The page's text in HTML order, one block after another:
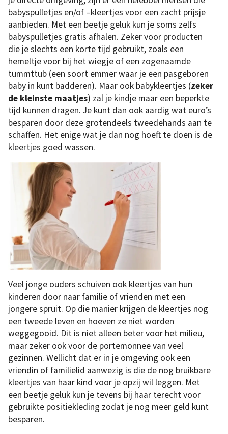
babyspulletjes en/of –kleertjes voor een zacht prijsje
aanbieden. Met een beetje geluk kun je soms zelfs
babyspulletjes gratis afhalen. Zeker voor producten
die je slechts een korte tijd gebruikt, zoals een
hemeltje voor bij het wiegje of een zogenaamde
tummttub (een soort emmer waar je een pasgeboren
baby in kunt badderen). Maar ook babykleertjes (zeker
de kleinste maatjes) zal je kindje maar een beperkte
tijd kunnen dragen. Je kunt dan ook aardig wat euro’s
besparen door deze grotendeels tweedehands aan te
schaffen. Het enige wat je dan nog hoeft te doen is de
kleertjes goed wassen.
Veel jonge ouders schuiven ook kleertjes van hun
kinderen door naar familie of vrienden met een
jongere spruit. Op die manier krijgen de kleertjes nog
een tweede leven en hoeven ze niet worden
weggegooid. Dit is niet alleen beter voor het milieu,
maar zeker ook voor de portemonnee van veel
gezinnen. Wellicht dat er in je omgeving ook een
vriendin of familielid aanwezig is die de nog bruikbare
kleertjes van haar kind voor je opzij wil leggen. Met
een beetje geluk kun je tevens bij haar terecht voor
gebruikte positiekleding zodat je nog meer geld kunt
besparen.